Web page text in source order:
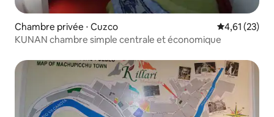
Chambre privée ⋅ Cuzco Évaluation
4,61 (23)
KUNAN chambre simple centrale et économique